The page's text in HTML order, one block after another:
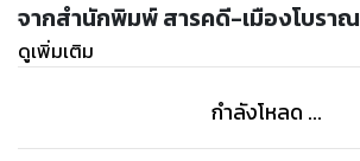
จากสำนักพิมพ์ สารคดี-เมืองโบราณ
ดูเพิ่มเติม
กำลังโหลด ...